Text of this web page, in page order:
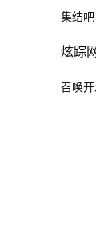
集结吧
炫踪
召唤
——